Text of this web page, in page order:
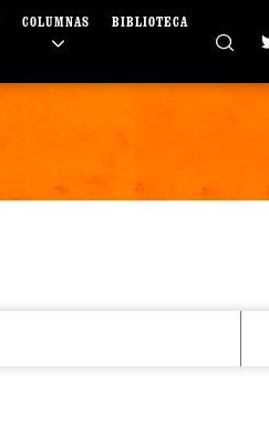
COLUMNAS BIBLIOTECA